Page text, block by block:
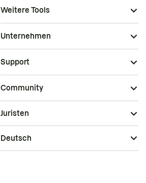
Weitere Tools
Unternehmen
Support
Community
Juristen
Deutsch